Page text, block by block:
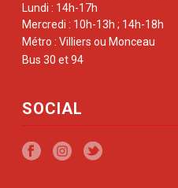
Lundi : 14h-17h
Mercredi : 10h-13h ; 14h-18h
Métro : Villiers ou Monceau
Bus 30 et 94
SOCIAL